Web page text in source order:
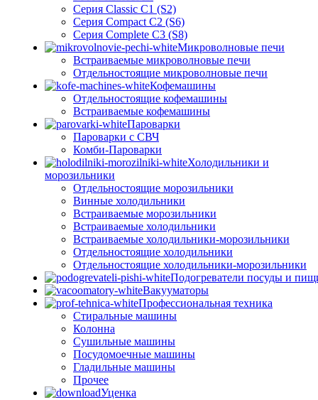
Серия Classic C1 (S2)
Серия Compact C2 (S6)
Серия Complete C3 (S8)
Микроволновые печи
Встраиваемые микроволновые печи
Отдельностоящие микроволновые печи
Кофемашины
Отдельностоящие кофемашины
Встраиваемые кофемашины
Пароварки
Пароварки с СВЧ
Комби-Пароварки
Холодильники и
морозильники
Отдельностоящие морозильники
Винные холодильники
Встраиваемые морозильники
Встраиваемые холодильники
Встраиваемые холодильники-морозильники
Отдельностоящие холодильники
Отдельностоящие холодильники-морозильники
Подогреватели посуды и
Вакууматоры
Профессиональная техника
Стиральные машины
Колонна
Сушильные машины
Посудомоечные машины
Гладильные машины
Прочее
Уценка